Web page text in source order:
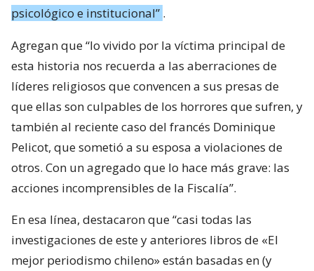
psicológico e institucional” .
Agregan que “lo vivido por la víctima principal de
esta historia nos recuerda a las aberraciones de
líderes religiosos que convencen a sus presas de
que ellas son culpables de los horrores que sufren, y
también al reciente caso del francés Dominique
Pelicot, que sometió a su esposa a violaciones de
otros. Con un agregado que lo hace más grave: las
acciones incomprensibles de la Fiscalía”.
En esa línea, destacaron que “casi todas las
investigaciones de este y anteriores libros de «El
mejor periodismo chileno» están basadas en (y